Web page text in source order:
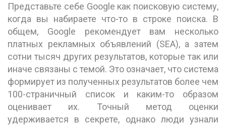
Представьте себе Google как поисковую систему,
когда вы набираете что-то в строке поиска. В
общем, Google рекомендует вам несколько
платных рекламных объявлений (SEA), а затем
сотни тысяч других результатов, которые так или
иначе связаны с темой. Это означает, что система
формирует из полученных результатов более чем
100-страничный список и каким-то образом
оценивает их. Точный метод оценки
удерживается в секрете, однако люди узнали